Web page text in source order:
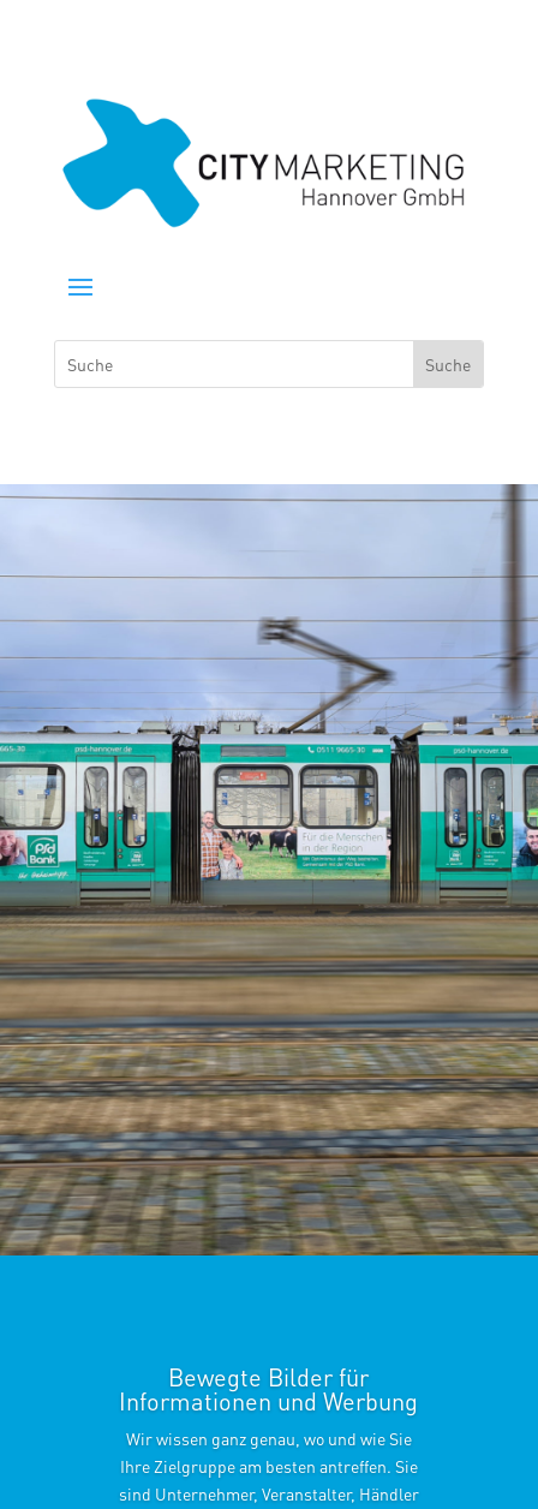
Bewegte Bilder für
Informationen und Werbung
Wir wissen ganz genau, wo und wie Sie
Ihre Zielgruppe am besten antreffen. Sie
sind Unternehmer, Veranstalter, Händler